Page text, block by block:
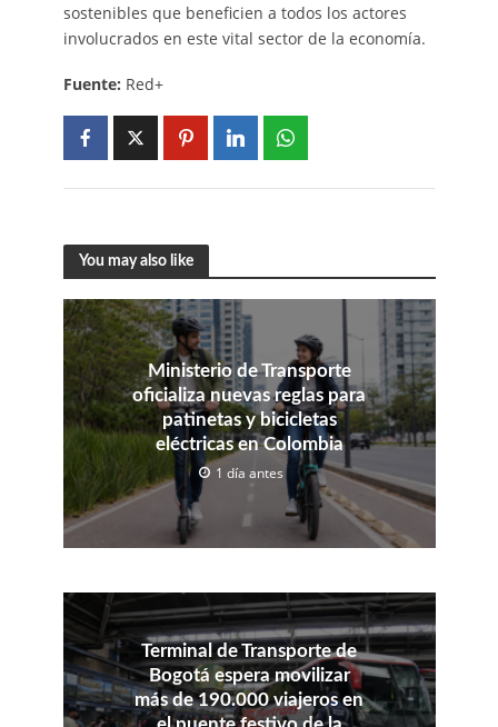
sostenibles que beneficien a todos los actores
involucrados en este vital sector de la economía.
Fuente: Red+
You may also like
Ministerio de Transporte
oficializa nuevas reglas para
patinetas y bicicletas
eléctricas en Colombia
1 día antes
Terminal de Transporte de
Bogotá espera movilizar
más de 190.000 viajeros en